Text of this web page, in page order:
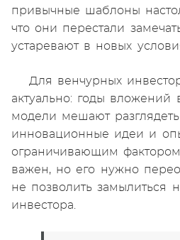
привычные шаблоны
что они перестали
устаревают в новых
Для венчурных
актуально: годы вложений
модели мешают
инновационные идеи и
ограничивающим
важен, но его нужно
не позволить замылиться
инвестора.